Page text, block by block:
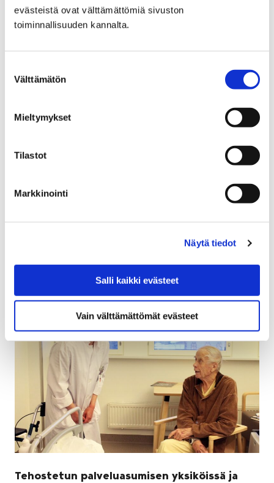
evästeistä ovat välttämättömiä sivuston
toiminnallisuuden kannalta.
valinta
Välttämätön
Mieltymykset
Tilastot
Markkinointi
Näytä tiedot
Salli kaikki evästeet
Vain välttämättömät evästeet
Mittauta verensokerisi kauppareissun
20 huhtikuun, 2018
Tehostetun palveluasumisen yksiköissä ja